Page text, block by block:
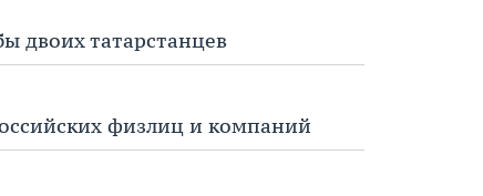
двоих татарстанцев
физлиц и компаний